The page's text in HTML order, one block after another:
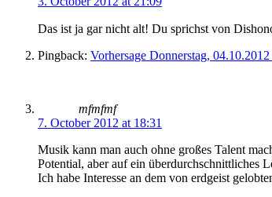
Das ist ja gar nicht alt! Du sprichst von
Pingback: Vorhersage Donnerstag,
mfmfmf
7. October 2012 at 18:31
Musik kann man auch ohne großes Talent
Potential, aber auf ein überdurchschnittliches
Ich habe Interesse an dem von erdgeist